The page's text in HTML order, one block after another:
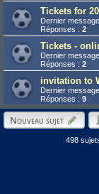
Tickets for
Dernier
Réponses : 2
Tickets -
Dernier
Réponses : 2
invitation to
Dernier
Réponses : 9
Nouveau sujet
498